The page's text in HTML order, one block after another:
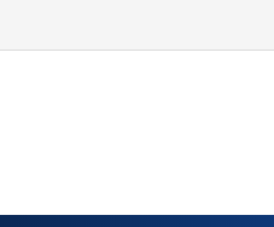
de Nova Ipixuna de